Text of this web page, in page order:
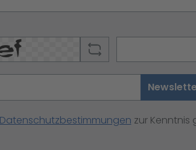
Datenschutzbestimmungen zur Kenntnis